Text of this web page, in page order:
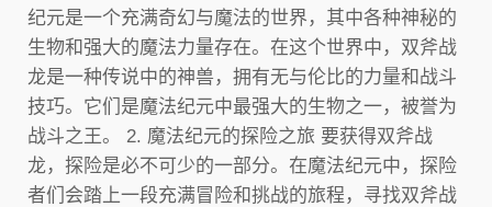
纪元是一个充满奇幻与魔法的世界，其中各种神秘的
生物和强大的魔法力量存在。在这个世界中，双斧战
龙是一种传说中的神兽，拥有无与伦比的力量和战斗
技巧。它们是魔法纪元中最强大的生物之一，被誉为
战斗之王。 2. 魔法纪元的探险之旅 要获得双斧战
龙，探险是必不可少的一部分。在魔法纪元中，探险
者们会踏上一段充满冒险和挑战的旅程，寻找双斧战